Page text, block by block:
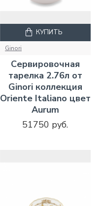
Ginori
Сервировочная
тарелка 2.76л от
Ginori коллекция
Oriente Italiano цвет
Aurum
51750 руб.
КУПИТЬ